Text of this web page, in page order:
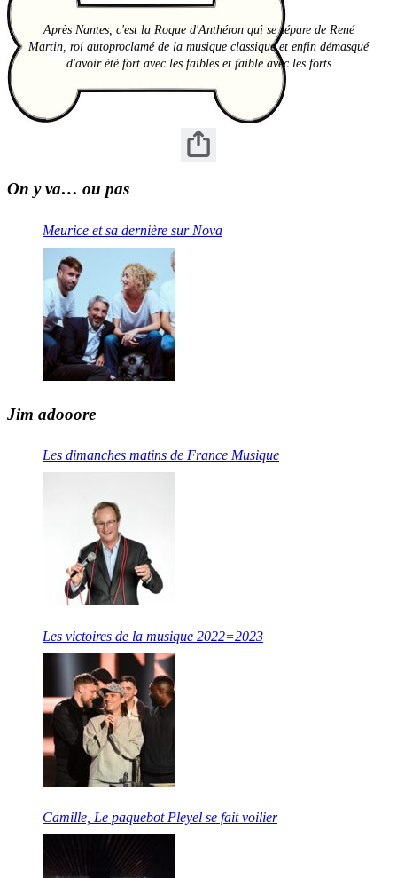
Après Nantes, c'est la Roque d'Anthéron qui se sépare de René
Martin, roi autoproclamé de la musique classique et enfin démasqué
d'avoir été fort avec les faibles et faible avec les forts
On y va… ou pas
Meurice et sa dernière sur Nova
Jim adooore
Les dimanches matins de France Musique
Les victoires de la musique 2022=2023
Camille, Le paquebot Pleyel se fait voilier